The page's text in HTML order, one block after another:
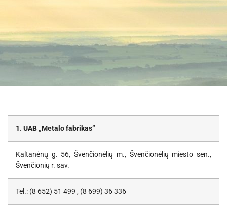
1. UAB „Metalo fabrikas”
Kaltanėnų g. 56, Švenčionėlių m., Švenčionėlių miesto sen.,
Švenčionių r. sav.
Tel.: (8 652) 51 499 , (8 699) 36 336